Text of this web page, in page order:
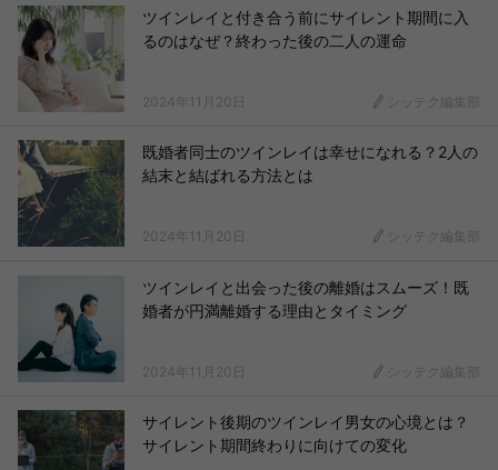
ツインレイと付き合う前にサイレント期間に入
るのはなぜ？終わった後の二人の運命
2024年11月20日 シッテク編集部
既婚者同士のツインレイは幸せになれる？2人の
結末と結ばれる方法とは
2024年11月20日 シッテク編集部
ツインレイと出会った後の離婚はスムーズ！既
婚者が円満離婚する理由とタイミング
2024年11月20日 シッテク編集部
サイレント後期のツインレイ男女の心境とは？
サイレント期間終わりに向けての変化